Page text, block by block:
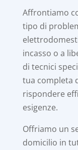
Affrontiamo
tipo di
incasso o a
di tecnici
tua completa
rispondere
esigenze.
Offriamo un
domicilio in